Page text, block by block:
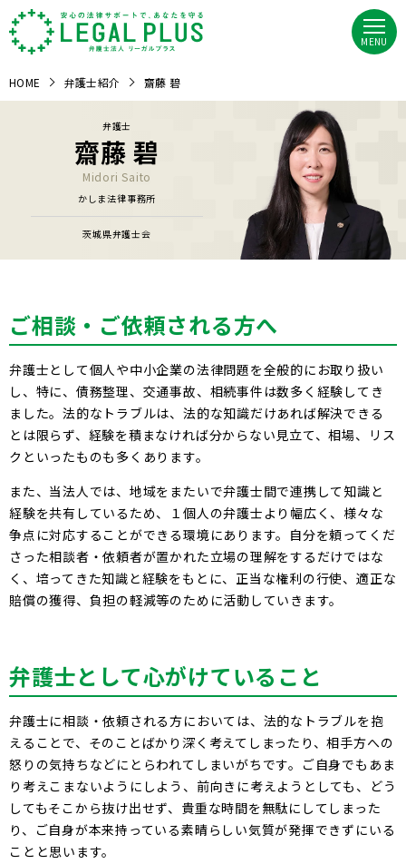
MENU
HOME 弁護士紹介 齋藤 碧
弁護士
齋藤 碧
Midori Saito
かしま法律事務所
茨城県弁護士会
ご相談・ご依頼される方へ
弁護士として個人や中小企業の法律問題を全般的にお取り扱い
し、特に、債務整理、交通事故、相続事件は数多く経験してき
ました。法的なトラブルは、法的な知識だけあれば解決できる
とは限らず、経験を積まなければ分からない見立て、相場、リス
クといったものも多くあります。
また、当法人では、地域をまたいで弁護士間で連携して知識と
経験を共有しているため、１個人の弁護士より幅広く、様々な
争点に対応することができる環境にあります。自分を頼ってくだ
さった相談者・依頼者が置かれた立場の理解をするだけではな
く、培ってきた知識と経験をもとに、正当な権利の行使、適正な
賠償の獲得、負担の軽減等のために活動していきます。
弁護士として心がけていること
弁護士に相談・依頼される方においては、法的なトラブルを抱
えることで、そのことばかり深く考えてしまったり、相手方への
怒りの気持ちなどにとらわれてしまいがちです。ご自身でもあま
り考えこまないようにしよう、前向きに考えようとしても、どう
してもそこから抜け出せず、貴重な時間を無駄にしてしまった
り、ご自身が本来持っている素晴らしい気質が発揮できずにいる
ことと思います。